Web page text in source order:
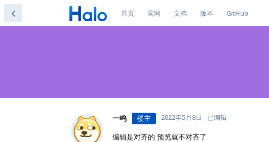
首页 官网 文档 版本 GitHub
一鸣 楼主 2022年5月8日 已编辑
编辑是对齐的 预览就不对齐了